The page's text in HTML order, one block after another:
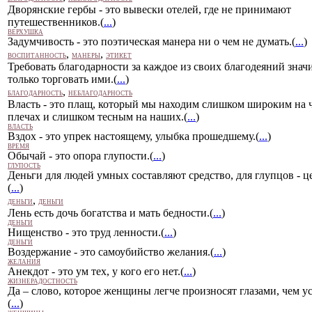
Дворянские гербы - это вывески отелей, где не принимают
путешественников.(...)
ВЕРХУШКА
Задумчивость - это поэтическая манера ни о чем не думать.(...)
ВОСПИТАННОСТЬ, МАНЕРЫ, ЭТИКЕТ
Требовать благодарности за каждое из своих благодеяний
только торговать ими.(...)
БЛАГОДАРНОСТЬ, НЕБЛАГОДАРНОСТЬ
Власть - это плащ, который мы находим слишком широким на
плечах и слишком тесным на наших.(...)
ВЛАСТЬ
Вздох - это упрек настоящему, улыбка прошедшему.(...)
ВРЕМЯ
Обычай - это опора глупости.(...)
ГЛУПОСТЬ
Деньги для людей умных составляют средство, для глупцов -
(...)
ДЕНЬГИ , ДЕНЬГИ
Лень есть дочь богатства и мать бедности.(...)
ДЕНЬГИ
Нищенство - это труд ленности.(...)
ДЕНЬГИ
Воздержание - это самоубийство желания.(...)
ЖЕЛАНИЯ
Анекдот - это ум тех, у кого его нет.(...)
ЖИЗНЕРАДОСТНОСТЬ
Да – слово, которое женщины легче произносят глазами, чем
(...)